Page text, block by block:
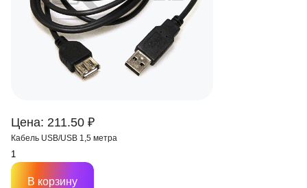
Цена: 211.50 ₽
Кабель USB/USB 1,5 метра
В корзину